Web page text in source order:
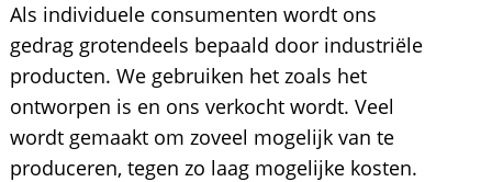
Als individuele consumenten wordt ons
gedrag grotendeels bepaald door industriële
producten. We gebruiken het zoals het
ontworpen is en ons verkocht wordt. Veel
wordt gemaakt om zoveel mogelijk van te
produceren, tegen zo laag mogelijke kosten.